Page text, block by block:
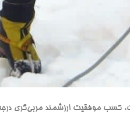
کسب موفقیت ارزشمند مربی‌گری